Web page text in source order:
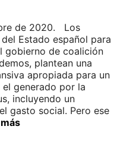
de 2020. Los
Estado español para
gobierno de coalición
plantean una
apropiada para un
generado por la
incluyendo un
gasto social. Pero ese